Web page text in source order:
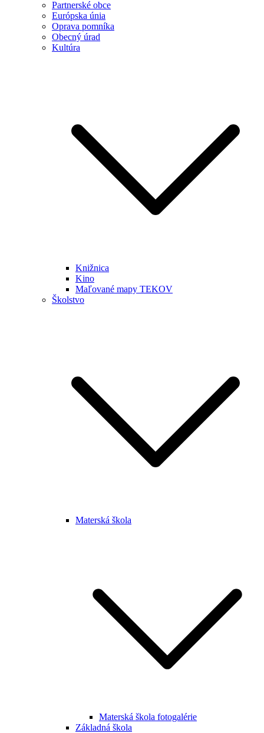
Partnerské obce
Európska únia
Oprava pomníka
Obecný úrad
Kultúra
Knižnica
Kino
Maľované mapy TEKOV
Školstvo
Materská škola
Materská škola fotogalérie
Základná škola